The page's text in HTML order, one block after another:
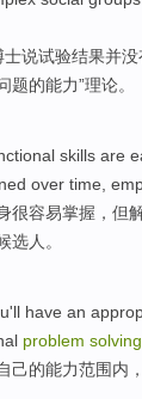
士说试验结果并没
题的能力”理论。
skills are
over time
很容易掌握， 但
选人。
have an
problem solving
己的能力范围内